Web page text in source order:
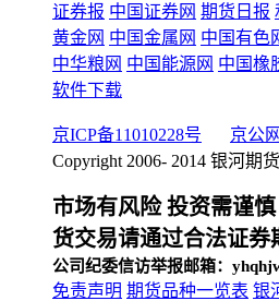
证券报 中国证券网 期货日报
黄金网 中国金属网 中国有色
中华粮网 中国能源网 中国橡
软件下载
京ICP备11010228号
京公
Copyright 2006- 2014 银河期
市场有风险 投资需谨
货交易请通过合法证券
公司纪委信访举报邮箱：
免责声明 期货品种一览表 银